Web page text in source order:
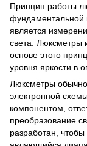
Принцип работы
фундаментальной
является
света. Люксметры
основе этого
уровня яркости в
Люксметры обычно
электронной
компонентом,
преобразование
разработан, чтобы